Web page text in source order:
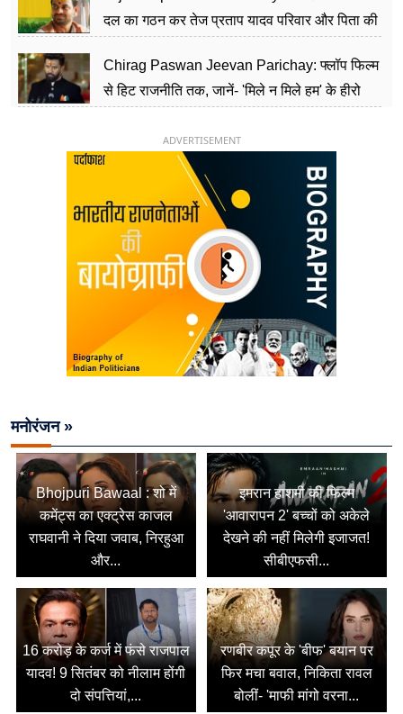
दल का गठन कर तेज प्रताप यादव परिवार और पिता की
Chirag Paswan Jeevan Parichay: फ्लॉप फिल्म
से हिट राजनीति तक, जानें- 'मिले न मिले हम' के हीरो
ADVERTISEMENT
मनोरंजन »
Bhojpuri Bawaal : शो में
कमेंट्स का एक्ट्रेस काजल
राघवानी ने दिया जवाब, निरहुआ
और...
इमरान हाशमी की फिल्म
'आवारापन 2' बच्चों को अकेले
देखने की नहीं मिलेगी इजाजत!
सीबीएफसी...
16 करोड़ के कर्ज में फंसे राजपाल
यादव! 9 सितंबर को नीलाम होंगी
दो संपत्तियां,...
रणबीर कपूर के 'बीफ' बयान पर
फिर मचा बवाल, निकिता रावल
बोलीं- 'माफी मांगो वरना...